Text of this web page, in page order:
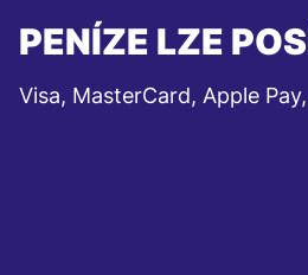
PENÍZE LZE
Visa, MasterCard, Apple